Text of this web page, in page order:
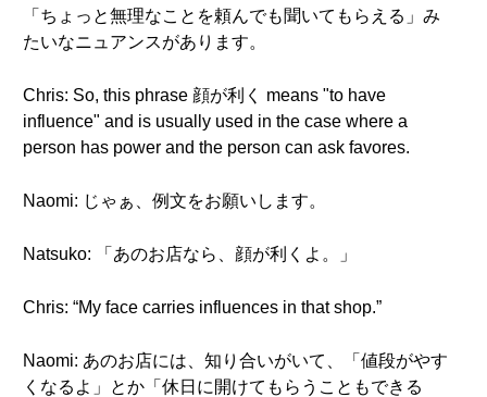
「ちょっと無理なことを頼んでも聞いてもらえる」み
たいなニュアンスがあります。
Chris: So, this phrase 顔が利く means "to have
influence" and is usually used in the case where a
person has power and the person can ask favores.
Naomi: じゃぁ、例文をお願いします。
Natsuko: 「あのお店なら、顔が利くよ。」
Chris: “My face carries influences in that shop.”
Naomi: あのお店には、知り合いがいて、「値段がやす
くなるよ」とか「休日に開けてもらうこともできる